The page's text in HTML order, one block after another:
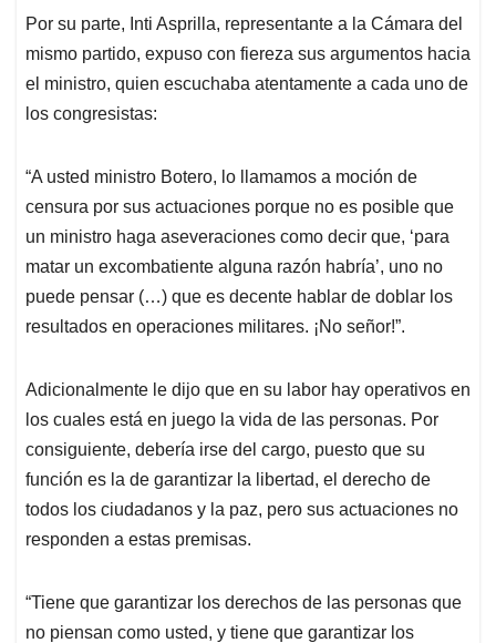
Por su parte, Inti Asprilla, representante a la Cámara del
mismo partido, expuso con fiereza sus argumentos hacia
el ministro, quien escuchaba atentamente a cada uno de
los congresistas:
“A usted ministro Botero, lo llamamos a moción de
censura por sus actuaciones porque no es posible que
un ministro haga aseveraciones como decir que, ‘para
matar un excombatiente alguna razón habría’, uno no
puede pensar (…) que es decente hablar de doblar los
resultados en operaciones militares. ¡No señor!”.
Adicionalmente le dijo que en su labor hay operativos en
los cuales está en juego la vida de las personas. Por
consiguiente, debería irse del cargo, puesto que su
función es la de garantizar la libertad, el derecho de
todos los ciudadanos y la paz, pero sus actuaciones no
responden a estas premisas.
“Tiene que garantizar los derechos de las personas que
no piensan como usted, y tiene que garantizar los